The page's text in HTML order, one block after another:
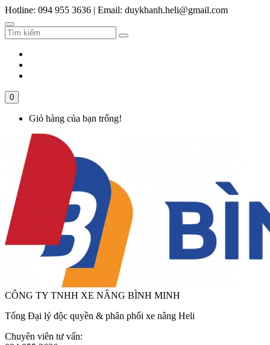
Hotline: 094 955 3636 | Email: duykhanh.heli@gmail.com
0
Giỏ hàng của bạn trống!
CÔNG TY TNHH XE NÂNG BÌNH MINH
Tổng Đại lý độc quyền & phân phối xe nâng Heli
Chuyên viên tư vấn: